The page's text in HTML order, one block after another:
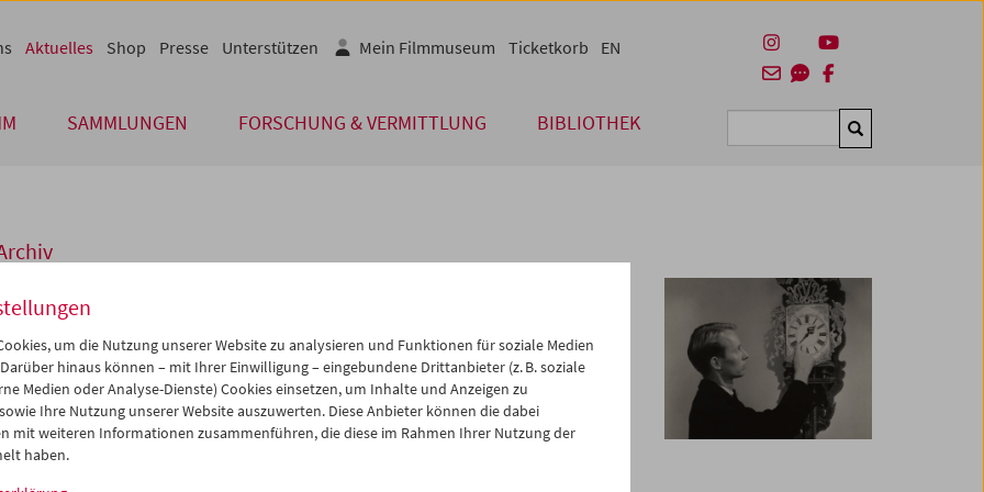
SAMMLUNGEN FORSCHUNG & VERMITTLUNG BIBLIOTHEK Suchen
Aktuelles Shop Presse Unterstützen Mein Filmmuseum Ticketkorb EN
Beginnzeiten
Publikum!
kurzfristigen Ankündigungen der Regierung vom 22. Dezember 2021 wird es ab 27.
bundesweit wieder zu Verschärfungen kommen. DieSperrstundewird ab diesem
in den Kulturbetrieben auf
um die Nutzung unserer Website zu analysieren und Funktionen für soziale Medien
hinaus können – mit Ihrer Einwilligung – eingebundene Drittanbieter (z. B. soziale
Medien oder Analyse-Dienste) Cookies einsetzen, um Inhalte und Anzeigen zu
Ihre Nutzung unserer Website auszuwerten. Diese Anbieter können die dabei
mit weiteren Informationen zusammenführen, die diese im Rahmen Ihrer Nutzung der
haben.